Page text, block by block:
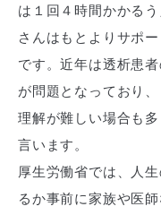
は１回４時間かかる
さんはもとよりサポ
です。近年は透析患
が問題となっており
理解が難しい場合も
言います。
厚生労働省では、人
るか事前に家族や医